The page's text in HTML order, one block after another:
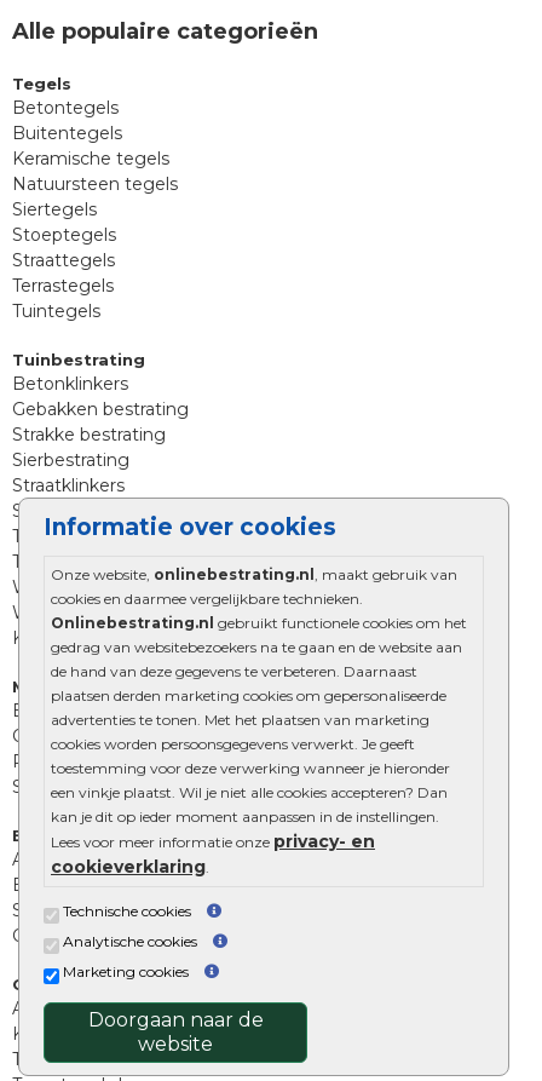
Informatie over cookies
Onze website, onlinebestrating.nl , maakt gebruik van
cookies en daarmee vergelijkbare technieken.
Onlinebestrating.nl gebruikt functionele cookies om het
gedrag van websitebezoekers na te gaan en de website aan
de hand van deze gegevens te verbeteren. Daarnaast
plaatsen derden marketing cookies om gepersonaliseerde
advertenties te tonen. Met het plaatsen van marketing
cookies worden persoonsgegevens verwerkt. Je geeft
toestemming voor deze verwerking wanneer je hieronder
een vinkje plaatst. Wil je niet alle cookies accepteren? Dan
kan je dit op ieder moment aanpassen in de instellingen.
Lees voor meer informatie onze privacy- en
cookieverklaring.
Technische cookies
Analytische cookies
Marketing cookies
Doorgaan naar de
website
Alle populaire categorieën
Tegels
Betontegels
Buitentegels
Keramische tegels
Natuursteen tegels
Siertegels
Stoeptegels
Straattegels
Terrastegels
Tuintegels
Tuinbestrating
Betonklinkers
Gebakken bestrating
Strakke bestrating
Sierbestrating
Straatklinkers
Straatstenen
Trommelstenen
Tuinstenen
Waalformaat
Wildverband bestrating
Kingstones
Muurelementen
Betonbielzen
Opsluitbanden
Palissades
Stapelblokken
Extra benodigdheden
Afwatering en diversen
Beplantings en betonelementen
Split, grind en zand
Oprit tegels
Overig
Aanbiedingen
Kunstgras
Tuintegels outlet